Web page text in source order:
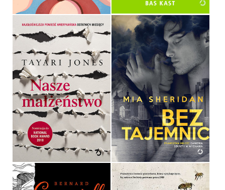
NASZE MAŁŻEŃSTWO
TAYARI JONES
OPRAWA MIĘKKA ZE SKRZYDEŁKAMI
39,90 ZŁ
BEZ TAJEMNIC
MIA SHERIDAN
OPRAWA MIĘKKA ZE SKRZYDEŁKAMI
44,90 ZŁ